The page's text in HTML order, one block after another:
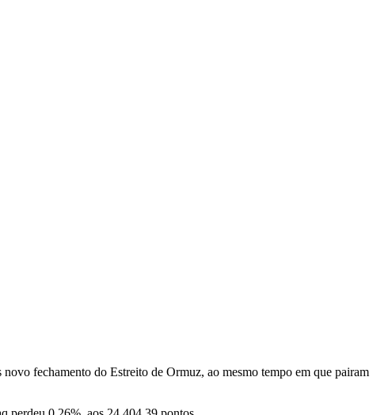
fechamento do Estreito de Ormuz, ao mesmo tempo em que pairam